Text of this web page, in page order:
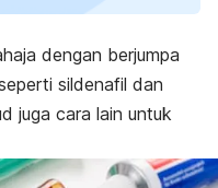
dengan berjumpa
sildenafil dan
juga cara lain untuk